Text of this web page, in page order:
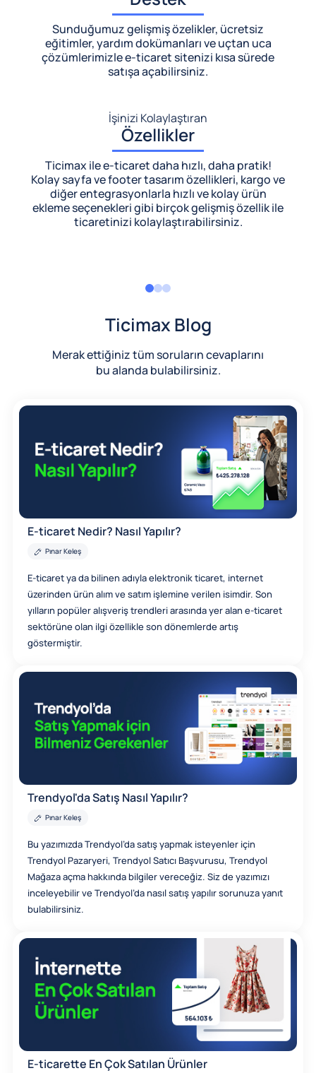
Sunduğumuz gelişmiş özelikler, ücretsiz
eğitimler, yardım dokümanları ve uçtan uca
çözümlerimizlee-ticaret sitenizi kısa sürede
satışa açabilirsiniz.
İşinizi Kolaylaştıran
Özellikler
Ticimax ile e-ticaret daha hızlı, daha pratik!
Kolay sayfa ve footer tasarım özellikleri, kargo ve
diğer entegrasyonlarla hızlı ve kolay ürün
ekleme seçenekleri gibi birçok gelişmiş özellik ile
ticaretinizi kolaylaştırabilirsiniz.
Ticimax Blog
Merak ettiğiniz tüm soruların cevaplarını
bu alanda bulabilirsiniz.
E-ticaret Nedir? Nasıl Yapılır?
Pınar Keleş
E-ticaret ya da bilinen adıyla elektronik ticaret, internet
üzerinden ürün alım ve satım işlemine verilen isimdir. Son
yılların popüler alışveriş trendleri arasında yer alan e-ticaret
sektörüne olan ilgi özellikle son dönemlerde artış
göstermiştir.
Trendyol'da Satış Nasıl Yapılır?
Pınar Keleş
Bu yazımızda Trendyol’da satış yapmak isteyenler için
Trendyol Pazaryeri, Trendyol Satıcı Başvurusu, Trendyol
Mağaza açma hakkında bilgiler vereceğiz. Siz de yazımızı
inceleyebilir ve Trendyol’da nasıl satış yapılır sorunuza yanıt
bulabilirsiniz.
E-ticarette En Çok Satılan Ürünler